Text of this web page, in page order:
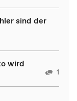
sind der
wird
1